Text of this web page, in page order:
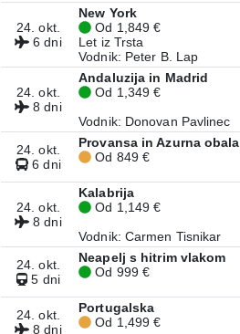
24. okt.
6 dni
New York
Od 1,849 €
Let iz Trsta
Vodnik: Peter B. Lap
24. okt.
8 dni
Andaluzija in Madrid
Od 1,349 €
Vodnik: Donovan Pavlinec
24. okt.
6 dni
Provansa in Azurna obala
Od 849 €
24. okt.
8 dni
Kalabrija
Od 1,149 €
Vodnik: Carmen Tisnikar
24. okt.
5 dni
Neapelj s hitrim vlakom
Od 999 €
24. okt.
8 dni
Portugalska
Od 1,499 €